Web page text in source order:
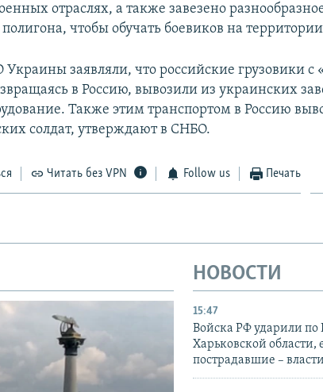
отраслях, а также завезено
полигона, чтобы обучать боевиков на
Украины заявляли, что российские грузовики
в Россию, вывозили из украинских
Также этим транспортом в Россию
солдат, утверждают в СНБО.
Читать без VPN Follow us Печать
НОВОСТИ
15:47
Войска РФ ударили
Харьковской области,
пострадавшие – власти